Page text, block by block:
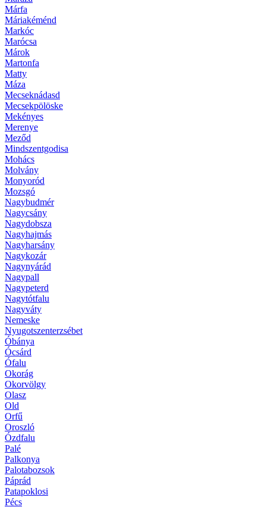
Márfa
Máriakéménd
Markóc
Marócsa
Márok
Martonfa
Matty
Máza
Mecseknádasd
Mecsekpölöske
Mekényes
Merenye
Meződ
Mindszentgodisa
Mohács
Molvány
Monyoród
Mozsgó
Nagybudmér
Nagycsány
Nagydobsza
Nagyhajmás
Nagyharsány
Nagykozár
Nagynyárád
Nagypall
Nagypeterd
Nagytótfalu
Nagyváty
Nemeske
Nyugotszenterzsébet
Óbánya
Ócsárd
Ófalu
Okorág
Okorvölgy
Olasz
Old
Orfű
Oroszló
Ózdfalu
Palé
Palkonya
Palotabozsok
Páprád
Patapoklosi
Pécs